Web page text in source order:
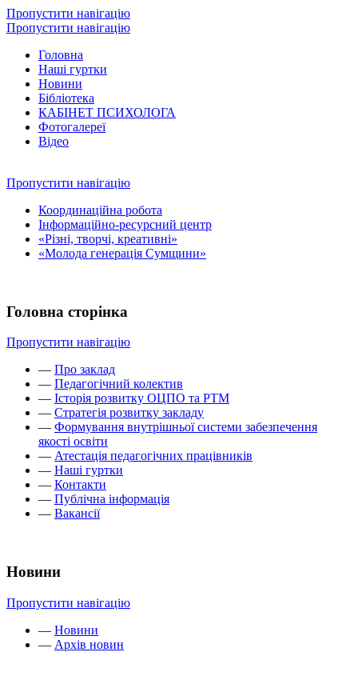
Пропустити навігацію
Пропустити навігацію
Головна
Наші гуртки
Новини
Бібліотека
КАБІНЕТ ПСИХОЛОГА
Фотогалереї
Відео
Пропустити навігацію
Координаційна робота
Інформаційно-ресурсний центр
«Різні, творчі, креативні»
«Молода генерація Сумщини»
Головна сторінка
Пропустити навігацію
— Про заклад
— Педагогічний колектив
— Історія розвитку ОЦПО та РТМ
— Стратегія розвитку закладу
— Формування внутрішньої системи забезпечення
якості освіти
— Атестація педагогічних працівників
— Наші гуртки
— Контакти
— Публічна інформація
— Вакансії
Новини
Пропустити навігацію
— Новини
— Архів новин